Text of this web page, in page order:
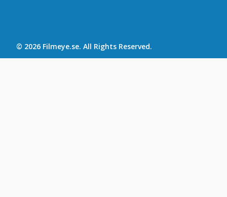
© 2026 Filmeye.se. All Rights Reserved.